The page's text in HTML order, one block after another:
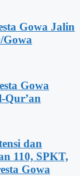
Gowa Jalin
Gowa
Gowa
Qur’an
dan
110, SPKT,
Gowa